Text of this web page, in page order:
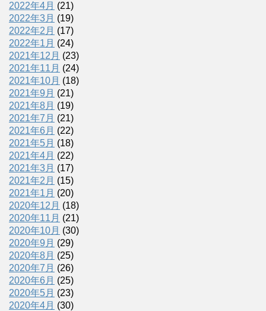
2022年4月 (21)
2022年3月 (19)
2022年2月 (17)
2022年1月 (24)
2021年12月 (23)
2021年11月 (24)
2021年10月 (18)
2021年9月 (21)
2021年8月 (19)
2021年7月 (21)
2021年6月 (22)
2021年5月 (18)
2021年4月 (22)
2021年3月 (17)
2021年2月 (15)
2021年1月 (20)
2020年12月 (18)
2020年11月 (21)
2020年10月 (30)
2020年9月 (29)
2020年8月 (25)
2020年7月 (26)
2020年6月 (25)
2020年5月 (23)
2020年4月 (30)